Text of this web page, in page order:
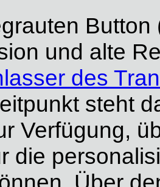
und alte
des
steht
Verfügung,
die
Über